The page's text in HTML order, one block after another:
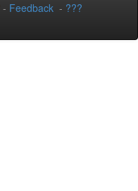
- Feedback - ???